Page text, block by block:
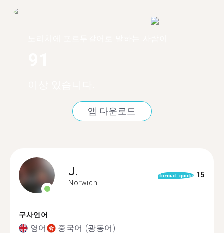
앱 다운로드
J.
Norwich
format_quote 15
구사언어
영어 중국어 (광동어)